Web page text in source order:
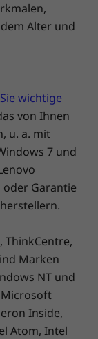
Alter und
wichtige
von Ihnen
u. a. mit
7 und
Garantie
ThinkCentre,
Marken
NT und
Inside,
Atom, Intel